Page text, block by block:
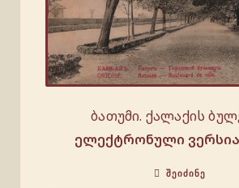
ბათუმი. ქალაქის
ელექტრონული
ᲨᲔᲘᲫᲘᲜᲔ